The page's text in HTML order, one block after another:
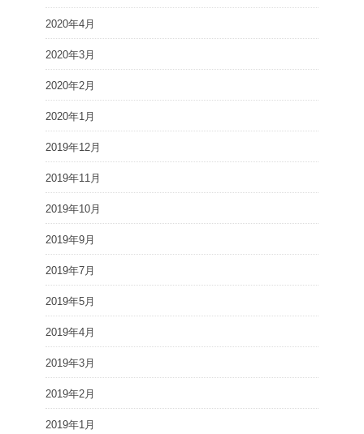
2020年4月
2020年3月
2020年2月
2020年1月
2019年12月
2019年11月
2019年10月
2019年9月
2019年7月
2019年5月
2019年4月
2019年3月
2019年2月
2019年1月